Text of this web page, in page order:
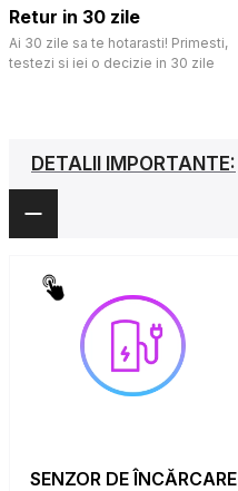
Retur in 30 zile
Ai 30 zile sa te hotarasti! Primesti,
testezi si iei o decizie in 30 zile
DETALII IMPORTANTE:
SENZOR DE ÎNCĂRCARE